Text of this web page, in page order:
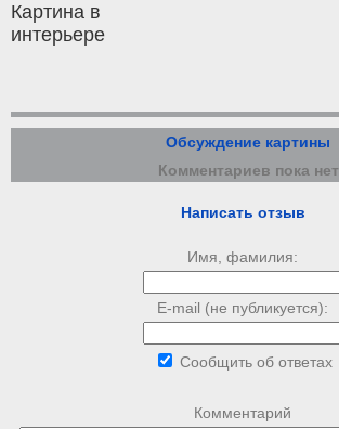
Картина в
интерьере
Обсуждение картины
Комментариев пока нет
Написать отзыв
Имя, фамилия:
E-mail (не публикуется):
Сообщить об ответах
Комментарий